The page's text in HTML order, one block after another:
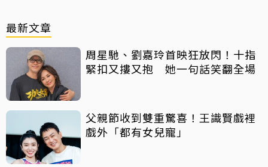
最新文章
周星馳、劉嘉玲首映狂放閃！十指
緊扣又摟又抱 她一句話笑翻全場
父親節收到雙重驚喜！王識賢戲裡
戲外「都有女兒寵」